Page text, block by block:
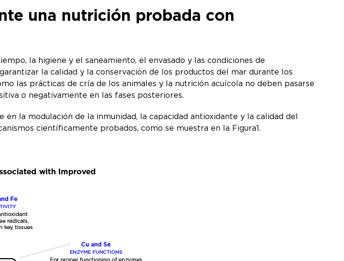
una nutrición probada con
la higiene y el saneamiento, el envasado y las condiciones de
la calidad y la conservación de los productos del mar durante los
las prácticas de cría de los animales y la nutrición acuícola no deben pasarse
o negativamente en las fases posteriores.
la modulación de la inmunidad, la capacidad antioxidante y la calidad del
científicamente probados, como se muestra en la Figura1.